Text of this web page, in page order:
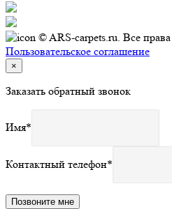
© ARS-carpets.ru. Все
Пользовательское соглашение
×
Заказать обратный звонок
Имя*
Контактный телефон*